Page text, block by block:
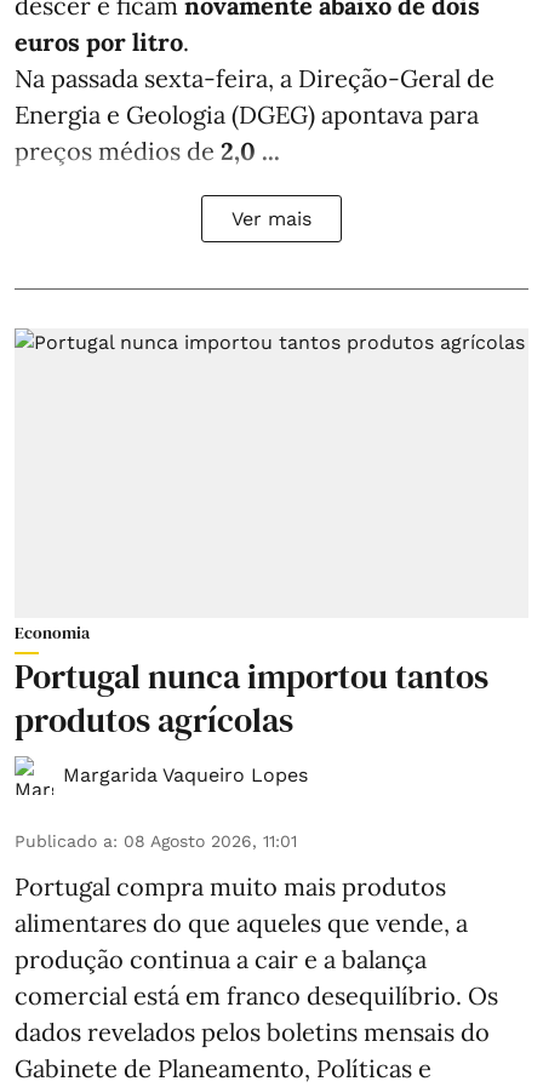
euros por litro.
Na passada sexta-feira, a Direção-Geral de
Energia e Geologia (DGEG) apontava para
preços médios de 2,0 ...
Ver mais
Economia
Portugal nunca importou tantos
produtos agrícolas
Margarida Vaqueiro Lopes
Publicado a: 08 Agosto 2026, 11:01
Portugal compra muito mais produtos
alimentares do que aqueles que vende, a
produção continua a cair e a balança
comercial está em franco desequilíbrio. Os
dados revelados pelos boletins mensais do
Gabinete de Planeamento, Políticas e